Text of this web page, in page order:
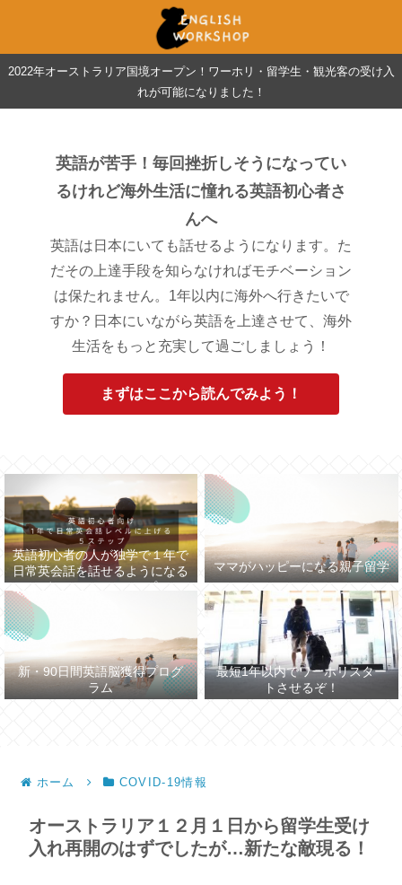
2022年オーストラリア国境オープン！ワーホリ・留学生・観光客の受け入
れが可能になりました！
英語が苦手！毎回挫折しそうになってい
るけれど海外生活に憧れる英語初心者さ
んへ
英語は日本にいても話せるようになります。た
だその上達手段を知らなければモチベーション
は保たれません。1年以内に海外へ行きたいで
すか？日本にいながら英語を上達させて、海外
生活をもっと充実して過ごしましょう！
まずはここから読んでみよう！
英語初心者の人が独学で１年で
日常英会話を話せるようになる
まで５つのステップ
ママがハッピーになる親子留学
新・90日間英語脳獲得プログ
ラム
最短1年以内でワーホリスター
トさせるぞ！
ホーム COVID-19情報
オーストラリア１２月１日から留学生受け
入れ再開のはずでしたが…新たな敵現る！